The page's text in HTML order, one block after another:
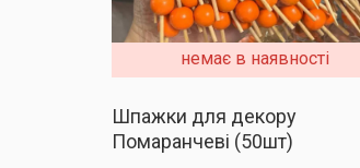
немає в наявності
Шпажки для декору
Помаранчеві (50шт)